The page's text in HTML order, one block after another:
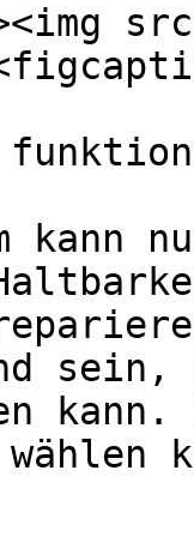
kann